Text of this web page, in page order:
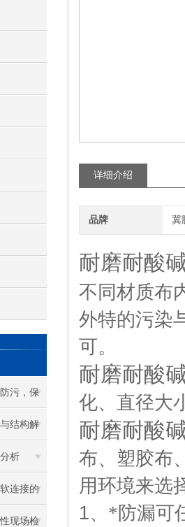
污，保
结构解
析
连接的
现场检
详细介绍
品牌 冀
耐磨耐酸
不同材质布
外特的污染
可。
耐磨耐酸
化、直径大
耐磨耐酸
布、塑胶布
用环境来选
1、*防漏可